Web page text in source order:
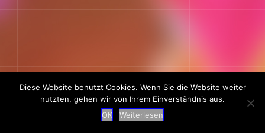
Diese Website benutzt Cookies. Wenn Sie die Website weiter
nutzten, gehen wir von Ihrem Einverständnis aus.
OK
Weiterlesen